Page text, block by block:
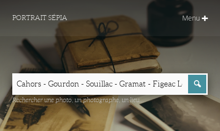
PORTRAIT SÉPIA Menu
Rechercher une photo, un photographe, un lieu...